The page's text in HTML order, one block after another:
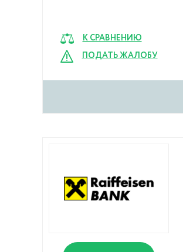
К СРАВНЕНИЮ
ПОДАТЬ ЖАЛОБУ